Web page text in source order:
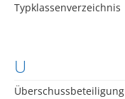
Typklassenverzeichnis
U
Überschussbeteiligung